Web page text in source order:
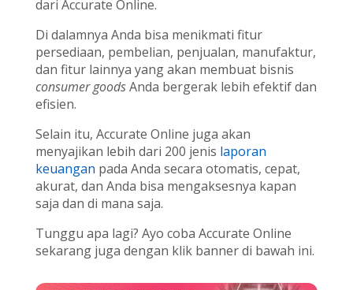
dari Accurate Online.
Di dalamnya Anda bisa menikmati fitur
persediaan, pembelian, penjualan, manufaktur,
dan fitur lainnya yang akan membuat bisnis
consumer goodsAnda bergerak lebih efektif dan
efisien.
Selain itu, Accurate Online juga akan
menyajikan lebih dari 200 jenis laporan
keuangan pada Anda secara otomatis, cepat,
akurat, dan Anda bisa mengaksesnya kapan
saja dan di mana saja.
Tunggu apa lagi? Ayo coba Accurate Online
sekarang juga dengan klik banner di bawah ini.